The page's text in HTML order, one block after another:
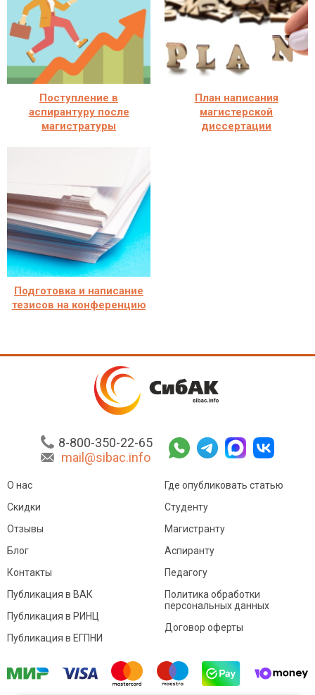
Поступление в
аспирантуру после
магистратуры
План написания
магистерской
диссертации
Подготовка и написание
тезисов на конференцию
8-800-350-22-65
mail@sibac.info
О нас
Скидки
Отзывы
Блог
Контакты
Где опубликовать статью
Студенту
Магистранту
Аспиранту
Педагогу
Публикация в ВАК
Публикация в РИНЦ
Публикация в ЕГПНИ
Политика обработки
персональных данных
Договор оферты